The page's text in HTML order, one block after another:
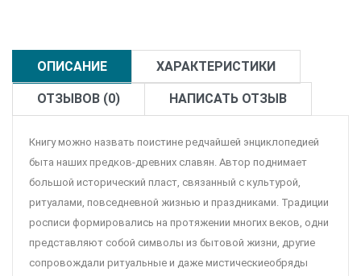
ОПИСАНИЕ ХАРАКТЕРИСТИКИ
ОТЗЫВОВ (0) НАПИСАТЬ ОТЗЫВ
Книгу можно назвать поистине редчайшей энциклопедией
быта наших предков-древних славян. Автор поднимает
большой исторический пласт, связанный с культурой,
ритуалами, повседневной жизнью и праздниками. Традиции
росписи формировались на протяжении многих веков, одни
представляют собой символы из бытовой жизни, другие
сопровождали ритуальные и даже мистическиеобряды